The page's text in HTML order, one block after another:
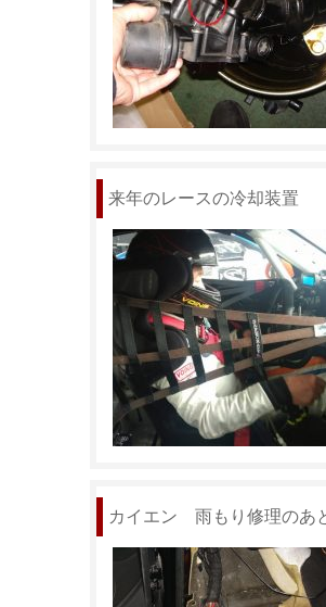
来年のレースの冷却装置
カイエン 雨もり修理のあ